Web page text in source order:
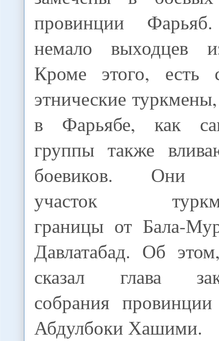
провинции
немало выходцев
Кроме этого, есть
этнические
в Фарьябе, как
группы также
боевиков. Они
участок
границы от Бала-
Давлатабад. Об
сказал глава
собрания
Абдулбоки Хашими.